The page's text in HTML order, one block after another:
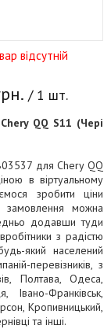
відсутній
/ 1 шт.
Chery QQ S11 (Чері
для Chery QQ
в віртуальному
зробити ціни
можна
додавши туди
з радістю
який населений
перевізників, з
Полтава, Одеса,
Івано-Франківськ,
Кропивницький,
та інші.